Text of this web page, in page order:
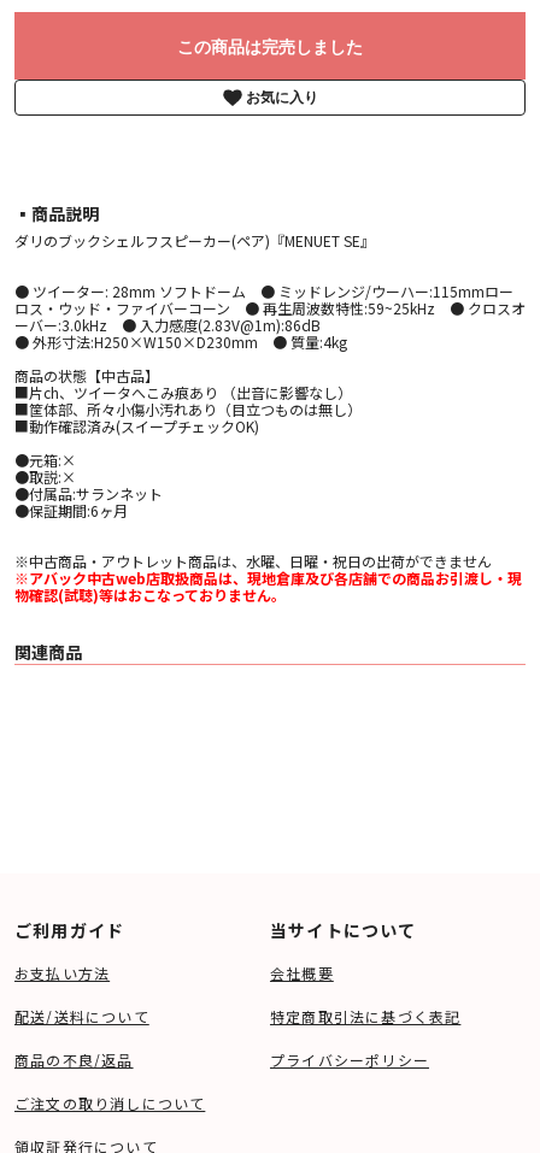
この商品は完売しました
お気に入り
▪︎商品説明
ダリのブックシェルフスピーカー(ペア)『MENUET SE』
● ツイーター: 28mm ソフトドーム ● ミッドレンジ/ウーハー:115mmロー
ロス・ウッド・ファイバーコーン ● 再生周波数特性:59~25kHz ● クロスオ
ーバー:3.0kHz ● 入力感度(2.83V@1m):86dB
● 外形寸法:H250×W150×D230mm ● 質量:4kg
商品の状態【中古品】
■片ch、ツイータへこみ痕あり （出音に影響なし）
■筐体部、所々小傷小汚れあり（目立つものは無し）
■動作確認済み(スイープチェックOK)
●元箱:×
●取説:×
●付属品:サランネット
●保証期間:6ヶ月
※中古商品・アウトレット商品は、水曜、日曜・祝日の出荷ができません
※アバック中古web店取扱商品は、現地倉庫及び各店舗での商品お引渡し・現
物確認(試聴)等はおこなっておりません。
関連商品
ご利用ガイド
お支払い方法
配送/送料について
商品の不良/返品
ご注文の取り消しについて
領収証発行について
当サイトについて
会社概要
特定商取引法に基づく表記
プライバシーポリシー